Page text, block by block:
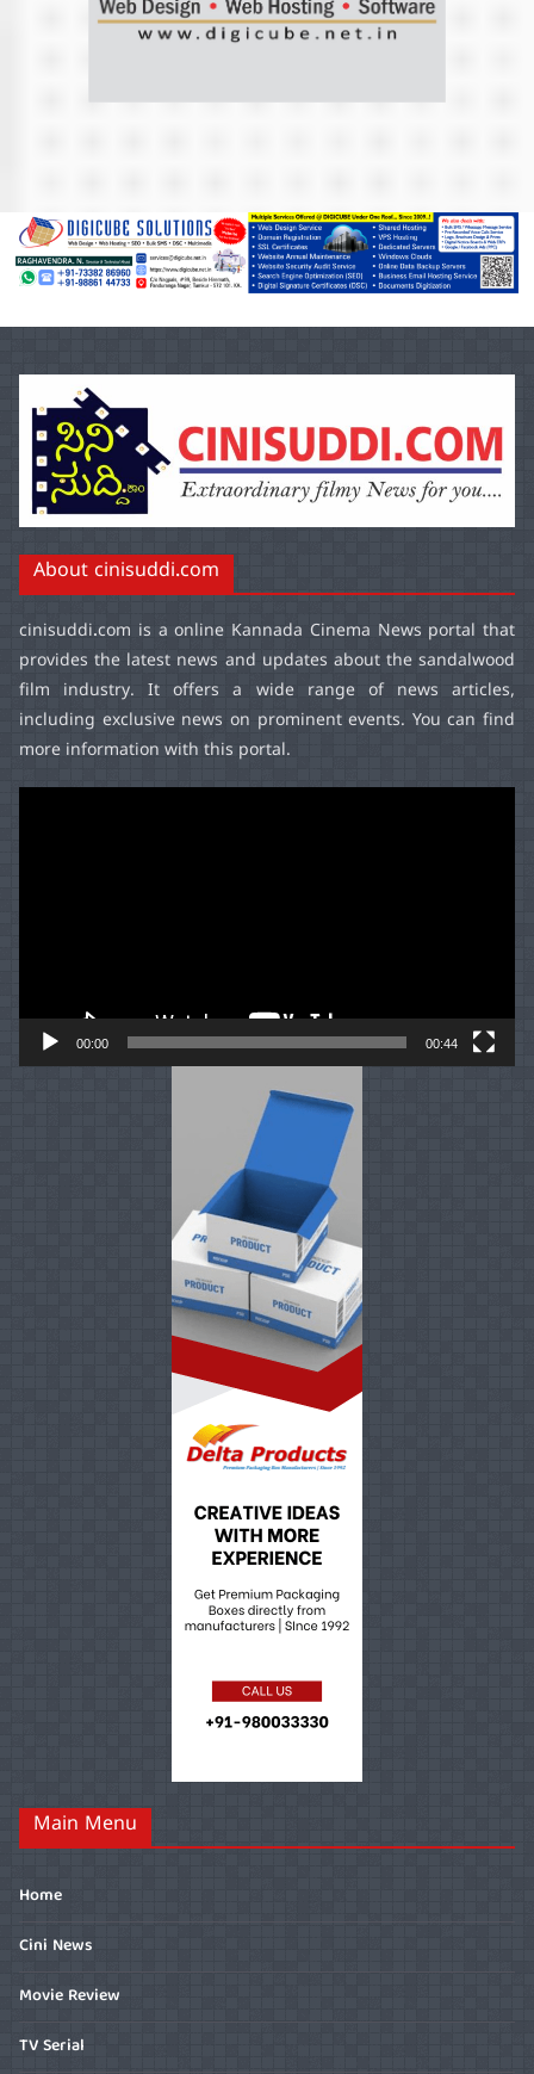
About cinisuddi.com
cinisuddi.com is a online Kannada Cinema News portal that
provides the latest news and updates about the sandalwood
film industry. It offers a wide range of news articles,
including exclusive news on prominent events. You can find
more information with this portal.
00:00 00:44
Main Menu
Home
Cini News
Movie Review
TV Serial